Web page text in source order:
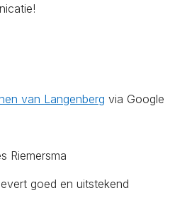
van Langenberg via Google
Riemersma
goed en uitstekend